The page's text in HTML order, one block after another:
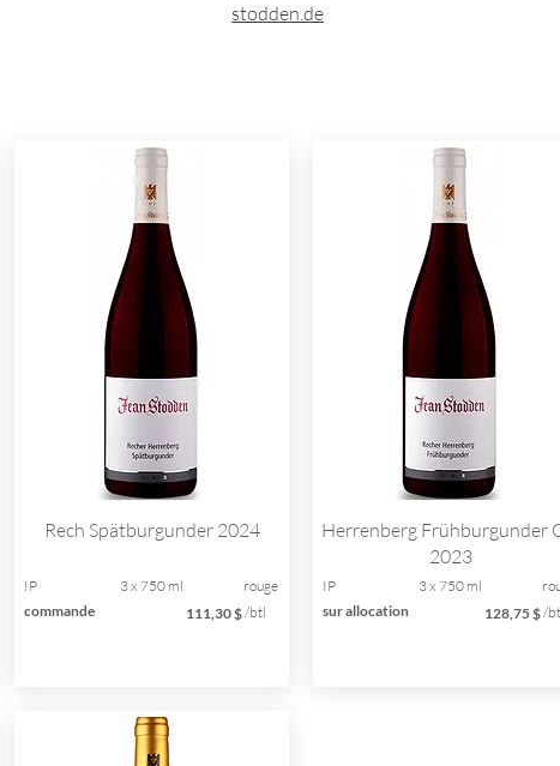
stodden.de
Rech Spätburgunder 2024
IP
commande
3 x 750 ml
rouge
111,30 $/btl
Herrenberg Frühburgunder
2023
IP
sur allocation
3 x 750 ml
128,75 $/